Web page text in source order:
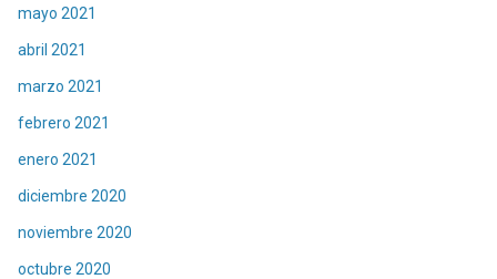
mayo 2021
abril 2021
marzo 2021
febrero 2021
enero 2021
diciembre 2020
noviembre 2020
octubre 2020